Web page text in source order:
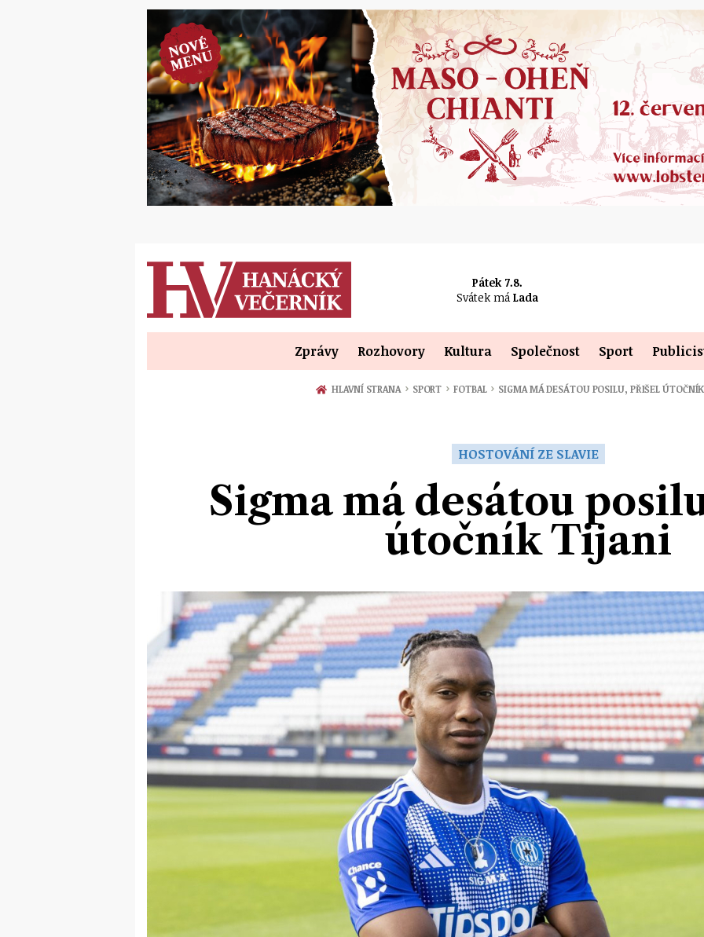
Pátek 7.8.
Svátek má Lada
Zprávy Rozhovory Kultura Společnost Sport
HLAVNÍ STRANA › SPORT › FOTBAL › SIGMA MÁ DESÁTOU POSILU, PŘIŠEL
HOSTOVÁNÍ ZE SLAVIE
Sigma má desátou
útočník Tijani